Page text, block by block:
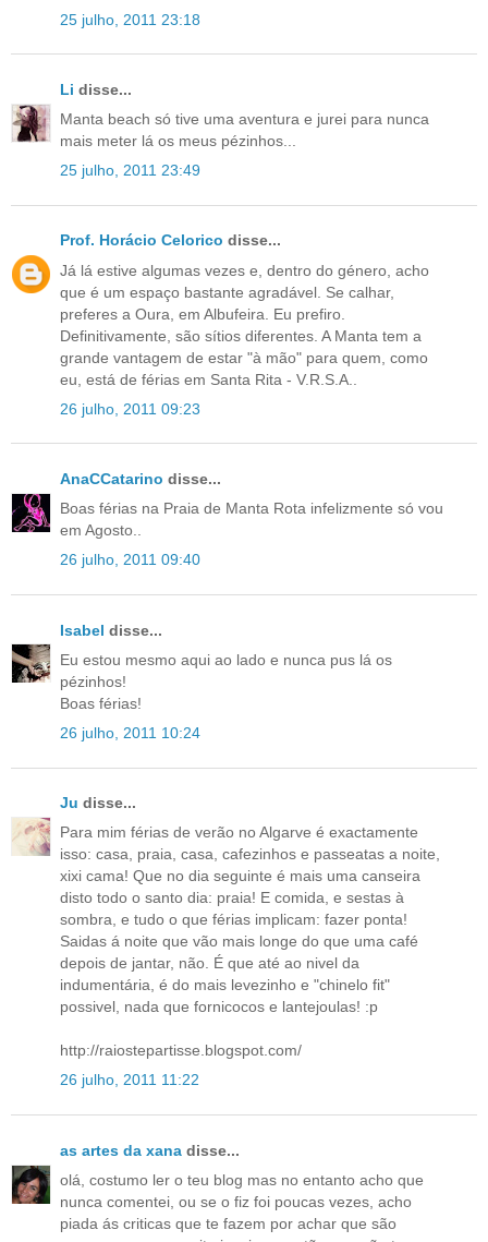
25 julho, 2011 23:18
Li disse...
Manta beach só tive uma aventura e jurei para nunca
mais meter lá os meus pézinhos...
25 julho, 2011 23:49
Prof. Horácio Celorico disse...
Já lá estive algumas vezes e, dentro do género, acho
que é um espaço bastante agradável. Se calhar,
preferes a Oura, em Albufeira. Eu prefiro.
Definitivamente, são sítios diferentes. A Manta tem a
grande vantagem de estar "à mão" para quem, como
eu, está de férias em Santa Rita - V.R.S.A..
26 julho, 2011 09:23
AnaCCatarino disse...
Boas férias na Praia de Manta Rota infelizmente só vou
em Agosto..
26 julho, 2011 09:40
Isabel disse...
Eu estou mesmo aqui ao lado e nunca pus lá os
pézinhos!
Boas férias!
26 julho, 2011 10:24
Ju disse...
Para mim férias de verão no Algarve é exactamente
isso: casa, praia, casa, cafezinhos e passeatas a noite,
xixi cama! Que no dia seguinte é mais uma canseira
disto todo o santo dia: praia! E comida, e sestas à
sombra, e tudo o que férias implicam: fazer ponta!
Saidas á noite que vão mais longe do que uma café
depois de jantar, não. É que até ao nivel da
indumentária, é do mais levezinho e "chinelo fit"
possivel, nada que fornicocos e lantejoulas! :p
http://raiostepartisse.blogspot.com/
26 julho, 2011 11:22
as artes da xana disse...
olá, costumo ler o teu blog mas no entanto acho que
nunca comentei, ou se o fiz foi poucas vezes, acho
piada ás criticas que te fazem por achar que são